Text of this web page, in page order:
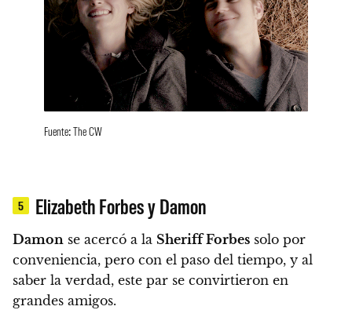
Fuente: The CW
5 Elizabeth Forbes y Damon
Damon se acercó a la Sheriff Forbes solo por
conveniencia, pero con el paso del tiempo, y al
saber la verdad, este par se convirtieron en
grandes amigos.